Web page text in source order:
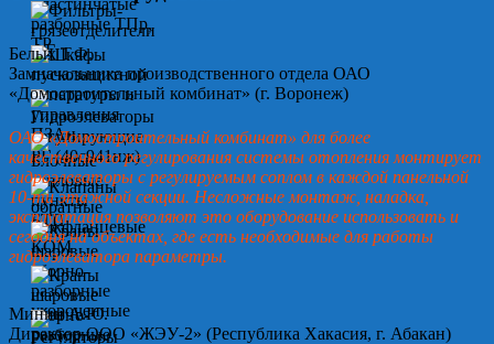
Белых Т.Ф.
Замначальника производственного отдела ОАО
«Домостроительный комбинат» (г. Воронеж)
ОАО «Домостроительный комбинат» для более
качественного регулирования системы отопления монтирует
гидроэлеваторы с регулируемым соплом в каждой панельной
10-ти этажной секции. Несложные монтаж, наладка,
эксплуатация позволяют это оборудование использовать и
сегодня на объектах, где есть необходимые для работы
гидроэлеватора параметры.
Минин А.Ю.
Директор ООО «ЖЭУ-2» (Республика Хакасия, г. Абакан)